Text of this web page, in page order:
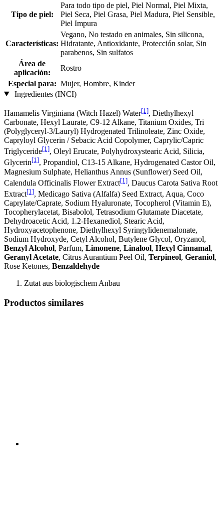
Tipo de piel:
Para todo tipo de piel, Piel Normal, Piel Mixta,
Piel Seca, Piel Grasa, Piel Madura, Piel Sensible,
Piel Impura
Características:
Vegano, No testado en animales, Sin silicona,
Hidratante, Antioxidante, Protección solar, Sin
parabenos, Sin sulfatos
Área de
aplicación:
Rostro
Especial para: Mujer, Hombre, Kinder
Ingredientes (INCI)
Hamamelis Virginiana (Witch Hazel) Water[1], Diethylhexyl
Carbonate, Hexyl Laurate, C9-12 Alkane, Titanium Oxides, Tri
(Polyglyceryl-3/Lauryl) Hydrogenated Trilinoleate, Zinc Oxide,
Capryloyl Glycerin / Sebacic Acid Copolymer, Caprylic/Capric
Triglyceride[1], Oleyl Erucate, Polyhydroxystearic Acid, Silicia,
Glycerin[1], Propandiol, C13‐15 Alkane, Hydrogenated Castor Oil,
Magnesium Sulphate, Helianthus Annus (Sunflower) Seed Oil,
Calendula Officinalis Flower Extract[1], Daucus Carota Sativa Root
Extract[1], Medicago Sativa (Alfalfa) Seed Extract, Aqua, Coco
Caprylate/Caprate, Sodium Hyaluronate, Tocopherol (Vitamin E),
Tocopherylacetat, Bisabolol, Tetrasodium Glutamate Diacetate,
Dehydroacetic Acid, 1.2-Hexanediol, Stearic Acid,
Hydroxyacetophenone, Diethylhexyl Syringylidenemalonate,
Sodium Hydroxyde, Cetyl Alcohol, Butylene Glycol, Oryzanol,
Benzyl Alcohol, Parfum, Limonene, Linalool, Hexyl Cinnamal,
Geranyl Acetate, Citrus Aurantium Peel Oil, Terpineol, Geraniol,
Rose Ketones, Benzaldehyde
Zutat aus biologischem Anbau
Productos similares